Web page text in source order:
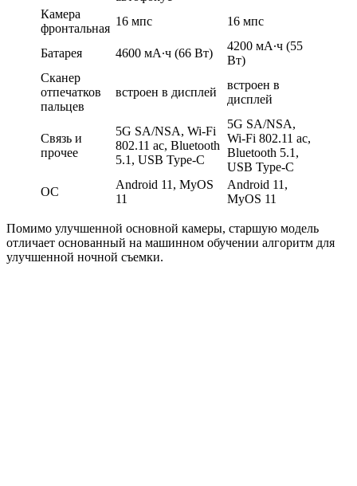
Камера
фронтальная
16 мпс 16 мпс
Батарея 4600 мА∙ч (66 Вт)
4200 мА∙ч (55
Вт)
Сканер
отпечатков
пальцев
встроен в дисплей
встроен в
дисплей
Связь и
прочее
5G SA/NSA, Wi-Fi
802.11 ac, Bluetooth
5.1, USB Type-C
5G SA/NSA,
Wi-Fi 802.11 ac,
Bluetooth 5.1,
USB Type-C
ОС
Android 11, MyOS
11
Android 11,
MyOS 11
Помимо улучшенной основной камеры, старшую модель
отличает основанный на машинном обучении алгоритм для
улучшенной ночной съемки.